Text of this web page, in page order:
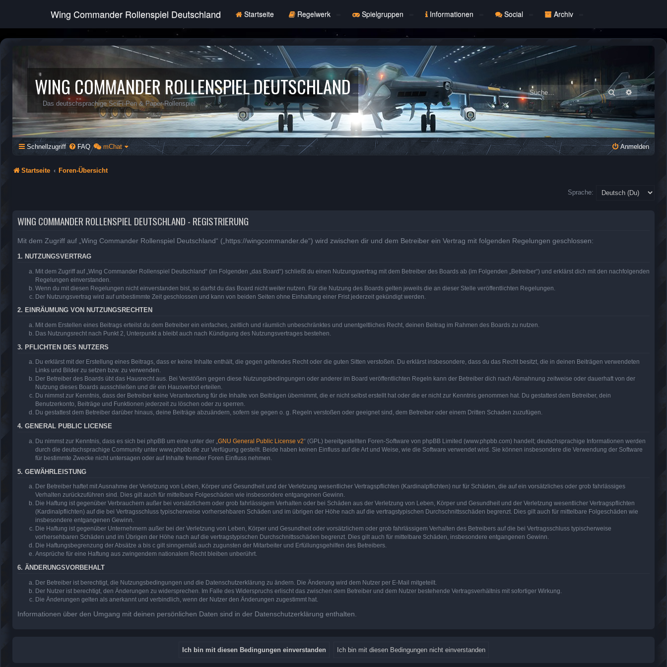
Wing Commander Rollenspiel Deutschland Startseite Regelwerk Spielgruppen Informationen Social Archiv
WING COMMANDER ROLLENSPIEL DEUTSCHLAND
Das deutschsprachige SciFi-Pen & Paper-Rollenspiel
Suche Erweiterte
Schnellzugriff FAQ mChat Anmelden
Startseite Foren-Übersicht
Sprache:
WING COMMANDER ROLLENSPIEL DEUTSCHLAND - REGISTRIERUNG
Mit dem Zugriff auf „Wing Commander Rollenspiel Deutschland“ („https://wingcommander.de“) wird zwischen dir und dem Betreiber ein Vertrag mit folgenden Regelungen geschlossen:
1. NUTZUNGSVERTRAG
Mit dem Zugriff auf „Wing Commander Rollenspiel Deutschland“ (im Folgenden „das Board“) schließt du einen Nutzungsvertrag mit dem Betreiber des Boards ab (im Folgenden „Betreiber“) und erklärst dich mit den nachfolgenden
Regelungen einverstanden.
Wenn du mit diesen Regelungen nicht einverstanden bist, so darfst du das Board nicht weiter nutzen. Für die Nutzung des Boards gelten jeweils die an dieser Stelle veröffentlichten Regelungen.
Der Nutzungsvertrag wird auf unbestimmte Zeit geschlossen und kann von beiden Seiten ohne Einhaltung einer Frist jederzeit gekündigt werden.
2. EINRÄUMUNG VON NUTZUNGSRECHTEN
Mit dem Erstellen eines Beitrags erteilst du dem Betreiber ein einfaches, zeitlich und räumlich unbeschränktes und unentgeltliches Recht, deinen Beitrag im Rahmen des Boards zu nutzen.
Das Nutzungsrecht nach Punkt 2, Unterpunkt a bleibt auch nach Kündigung des Nutzungsvertrages bestehen.
3. PFLICHTEN DES NUTZERS
Du erklärst mit der Erstellung eines Beitrags, dass er keine Inhalte enthält, die gegen geltendes Recht oder die guten Sitten verstoßen. Du erklärst insbesondere, dass du das Recht besitzt, die in deinen Beiträgen verwendeten
Links und Bilder zu setzen bzw. zu verwenden.
Der Betreiber des Boards übt das Hausrecht aus. Bei Verstößen gegen diese Nutzungsbedingungen oder anderer im Board veröffentlichten Regeln kann der Betreiber dich nach Abmahnung zeitweise oder dauerhaft von der
Nutzung dieses Boards ausschließen und dir ein Hausverbot erteilen.
Du nimmst zur Kenntnis, dass der Betreiber keine Verantwortung für die Inhalte von Beiträgen übernimmt, die er nicht selbst erstellt hat oder die er nicht zur Kenntnis genommen hat. Du gestattest dem Betreiber, dein
Benutzerkonto, Beiträge und Funktionen jederzeit zu löschen oder zu sperren.
Du gestattest dem Betreiber darüber hinaus, deine Beiträge abzuändern, sofern sie gegen o. g. Regeln verstoßen oder geeignet sind, dem Betreiber oder einem Dritten Schaden zuzufügen.
4. GENERAL PUBLIC LICENSE
Du nimmst zur Kenntnis, dass es sich bei phpBB um eine unter der „ GNU General Public License v2“ (GPL) bereitgestellten Foren-Software von phpBB Limited (www.phpbb.com) handelt; deutschsprachige Informationen werden
durch die deutschsprachige Community unter www.phpbb.de zur Verfügung gestellt. Beide haben keinen Einfluss auf die Art und Weise, wie die Software verwendet wird. Sie können insbesondere die Verwendung der Software
für bestimmte Zwecke nicht untersagen oder auf Inhalte fremder Foren Einfluss nehmen.
5. GEWÄHRLEISTUNG
Der Betreiber haftet mit Ausnahme der Verletzung von Leben, Körper und Gesundheit und der Verletzung wesentlicher Vertragspflichten (Kardinalpflichten) nur für Schäden, die auf ein vorsätzliches oder grob fahrlässiges
Verhalten zurückzuführen sind. Dies gilt auch für mittelbare Folgeschäden wie insbesondere entgangenen Gewinn.
Die Haftung ist gegenüber Verbrauchern außer bei vorsätzlichem oder grob fahrlässigem Verhalten oder bei Schäden aus der Verletzung von Leben, Körper und Gesundheit und der Verletzung wesentlicher Vertragspflichten
(Kardinalpflichten) auf die bei Vertragsschluss typischerweise vorhersehbaren Schäden und im übrigen der Höhe nach auf die vertragstypischen Durchschnittsschäden begrenzt. Dies gilt auch für mittelbare Folgeschäden wie
insbesondere entgangenen Gewinn.
Die Haftung ist gegenüber Unternehmern außer bei der Verletzung von Leben, Körper und Gesundheit oder vorsätzlichem oder grob fahrlässigem Verhalten des Betreibers auf die bei Vertragsschluss typischerweise
vorhersehbaren Schäden und im Übrigen der Höhe nach auf die vertragstypischen Durchschnittsschäden begrenzt. Dies gilt auch für mittelbare Schäden, insbesondere entgangenen Gewinn.
Die Haftungsbegrenzung der Absätze a bis c gilt sinngemäß auch zugunsten der Mitarbeiter und Erfüllungsgehilfen des Betreibers.
Ansprüche für eine Haftung aus zwingendem nationalem Recht bleiben unberührt.
6. ÄNDERUNGSVORBEHALT
Der Betreiber ist berechtigt, die Nutzungsbedingungen und die Datenschutzerklärung zu ändern. Die Änderung wird dem Nutzer per E-Mail mitgeteilt.
Der Nutzer ist berechtigt, den Änderungen zu widersprechen. Im Falle des Widerspruchs erlischt das zwischen dem Betreiber und dem Nutzer bestehende Vertragsverhältnis mit sofortiger Wirkung.
Die Änderungen gelten als anerkannt und verbindlich, wenn der Nutzer den Änderungen zugestimmt hat.
Informationen über den Umgang mit deinen persönlichen Daten sind in der Datenschutzerklärung enthalten.